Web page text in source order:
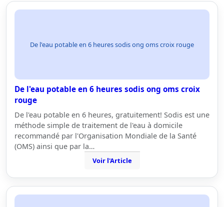
De l'eau potable en 6 heures sodis ong oms croix rouge
De l'eau potable en 6 heures sodis ong oms croix
rouge
De l'eau potable en 6 heures, gratuitement! Sodis est une
méthode simple de traitement de l'eau à domicile
recommandé par l'Organisation Mondiale de la Santé
(OMS) ainsi que par la…
Voir l'Article